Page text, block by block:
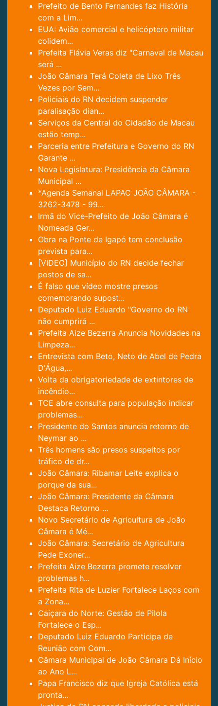
Prefeito de Bento Fernandes faz História
com a Lim...
EUA: Avião comercial e helicóptero militar
colidem...
Prefeita Flávia Veras diz "Carnaval de Macau
será ...
João Câmara Terá Coleta de Lixo Três
Vezes por Sem...
Policiais do RN decidem suspender
paralisação dian...
Serviços da Central do Cidadão de Macau
estão temp...
Parceria entre Prefeitura e Governo do RN
Garante ...
Nova Legislatura: Presidência da Câmara
Municipal ...
*Agenda Semanal LAPAC JOÃO CÂMARA -
3262-3478 - 99...
Irmã do Vice-Prefeito de João Câmara é
Nomeada Ger...
Obra na Ponte de Igapó tem conclusão
prevista para...
[VIDEO] Município do RN decide fechar
postos de sa...
É falso que vídeo mostre presos
comemorando supost...
Deputado Luiz Eduardo "Governo do RN
não cumprirá ...
Prefeita Aize Bezerra Anuncia Novidades na
Limpeza...
Entrevista com Beto, Neto de Abel de Pedra
D'Água,...
Volta da obrigatoriedade de extintores de
incêndio...
TCE abre consulta para população indicar
problemas...
Presidente do Santos anuncia retorno de
Neymar ao ...
Três homens são presos suspeitos por
tráfico de dr...
João Câmara: Ribamar Leite explica o
porque da sua...
João Câmara: Presidente da Câmara
Destaca Retorno ...
Novo Secretário de Agricultura de João
Câmara é Mé...
João Câmara: Secretário de Agricultura
Pede Exoner...
Prefeita Aize Bezerra promete resolver
problemas h...
Prefeita Rita de Luzier Fortalece Laços com
a Zona...
Caiçara do Norte: Gestão de Pilola
Fortalece o Esp...
Deputado Luiz Eduardo Participa de
Reunião com Com...
Câmara Municipal de João Câmara Dá Início
ao Ano L...
Papa Francisco diz que Igreja Católica está
pronta...